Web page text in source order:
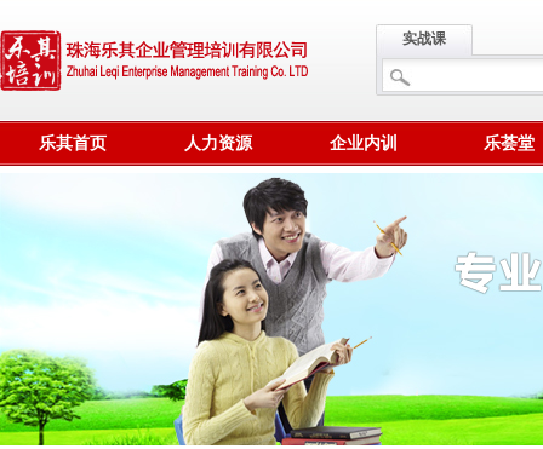
实战课
乐其首页 人力资源 企业内训 乐荟堂